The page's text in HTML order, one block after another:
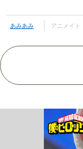
あみあみ アニメイト